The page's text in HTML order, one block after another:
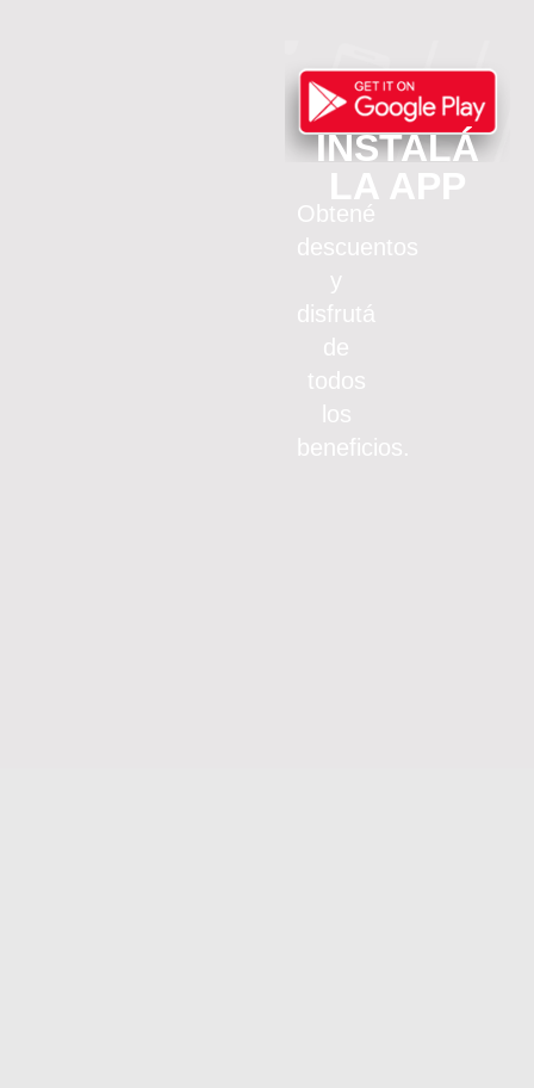
INSTALÁ
LA APP
Obtené
descuentos
y
disfrutá
de
todos
los
beneficios.